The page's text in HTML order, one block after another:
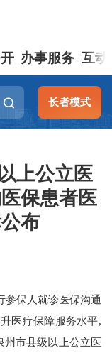
办事服务 互动
长者模式
上公立医
保患者医
布
保人就诊医保沟通
医疗保障服务水平,
州市县级以上公立医